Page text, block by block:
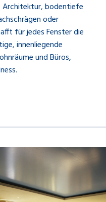
Architektur, bodentiefe
oder
für jedes Fenster die
innenliegende
und Büros,